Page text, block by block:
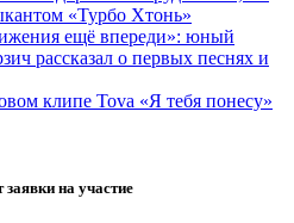
«Турбо Хтонь»
ещё впереди»: юный
рассказал о первых песнях и
клипе Tova «Я тебя понесу»
на участие